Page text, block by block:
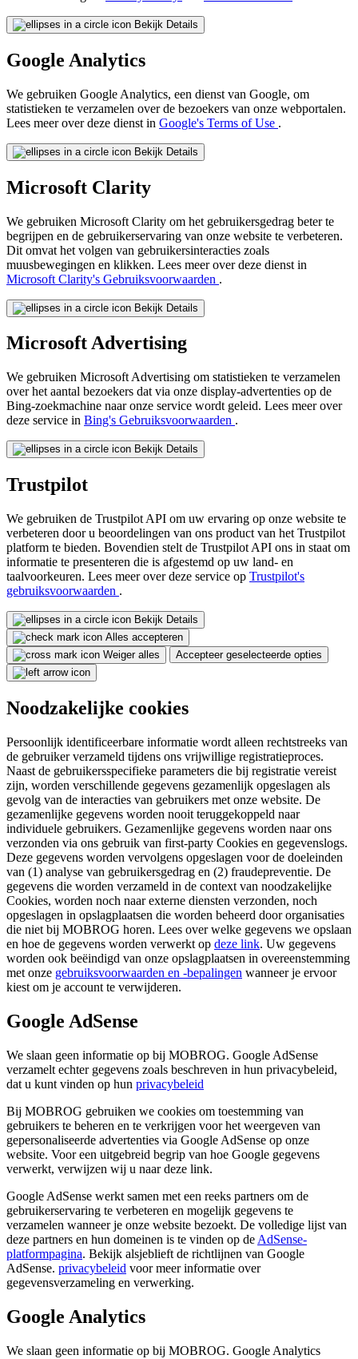
Bekijk Details
Google Analytics
We gebruiken Google Analytics, een dienst van Google, om
statistieken te verzamelen over de bezoekers van onze webportalen.
Lees meer over deze dienst in Google's Terms of Use .
Bekijk Details
Microsoft Clarity
We gebruiken Microsoft Clarity om het gebruikersgedrag beter te
begrijpen en de gebruikerservaring van onze website te verbeteren.
Dit omvat het volgen van gebruikersinteracties zoals
muusbewegingen en klikken. Lees meer over deze dienst in
Microsoft Clarity's Gebruiksvoorwaarden .
Bekijk Details
Microsoft Advertising
We gebruiken Microsoft Advertising om statistieken te verzamelen
over het aantal bezoekers dat via onze display-advertenties op de
Bing-zoekmachine naar onze service wordt geleid. Lees meer over
deze service in Bing's Gebruiksvoorwaarden .
Bekijk Details
Trustpilot
We gebruiken de Trustpilot API om uw ervaring op onze website te
verbeteren door u beoordelingen van ons product van het Trustpilot
platform te bieden. Bovendien stelt de Trustpilot API ons in staat om
informatie te presenteren die is afgestemd op uw land- en
taalvoorkeuren. Lees meer over deze service op Trustpilot's
gebruiksvoorwaarden .
Bekijk Details
Alles accepteren
Weiger alles
Accepteer geselecteerde opties
Noodzakelijke cookies
Persoonlijk identificeerbare informatie wordt alleen rechtstreeks van
de gebruiker verzameld tijdens ons vrijwillige registratieproces.
Naast de gebruikersspecifieke parameters die bij registratie vereist
zijn, worden verschillende gegevens gezamenlijk opgeslagen als
gevolg van de interacties van gebruikers met onze website. De
gezamenlijke gegevens worden nooit teruggekoppeld naar
individuele gebruikers. Gezamenlijke gegevens worden naar ons
verzonden via ons gebruik van first-party Cookies en gegevenslogs.
Deze gegevens worden vervolgens opgeslagen voor de doeleinden
van (1) analyse van gebruikersgedrag en (2) fraudepreventie. De
gegevens die worden verzameld in de context van noodzakelijke
Cookies, worden noch naar externe diensten verzonden, noch
opgeslagen in opslagplaatsen die worden beheerd door organisaties
die niet bij MOBROG horen. Lees over welke gegevens we opslaan
en hoe de gegevens worden verwerkt op deze link. Uw gegevens
worden ook beëindigd van onze opslagplaatsen in overeenstemming
met onze gebruiksvoorwaarden en -bepalingen wanneer je ervoor
kiest om je account te verwijderen.
Google AdSense
We slaan geen informatie op bij MOBROG. Google AdSense
verzamelt echter gegevens zoals beschreven in hun privacybeleid,
dat u kunt vinden op hun privacybeleid
Bij MOBROG gebruiken we cookies om toestemming van
gebruikers te beheren en te verkrijgen voor het weergeven van
gepersonaliseerde advertenties via Google AdSense op onze
website. Voor een uitgebreid begrip van hoe Google gegevens
verwerkt, verwijzen wij u naar deze link.
Google AdSense werkt samen met een reeks partners om de
gebruikerservaring te verbeteren en mogelijk gegevens te
verzamelen wanneer je onze website bezoekt. De volledige lijst van
deze partners en hun domeinen is te vinden op de AdSense-
platformpagina. Bekijk alsjeblieft de richtlijnen van Google
AdSense. privacybeleid voor meer informatie over
gegevensverzameling en verwerking.
Google Analytics
We slaan geen informatie op bij MOBROG. Google Analytics